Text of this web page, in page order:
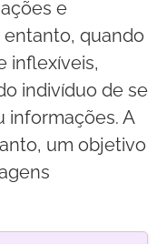
e
quando
inflexíveis,
indivíduo de se
informações. A
um objetivo